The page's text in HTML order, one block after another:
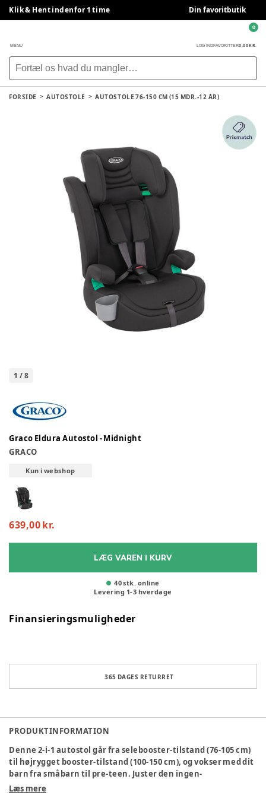
Klik & Hent indenfor 1 time Din favoritbutik
MENU LOG INDFAVORITTER0,00 KR.
0
FORSIDE AUTOSTOLE AUTOSTOLE 76-150 CM (15 MDR.-12 ÅR)
1 /8
Graco Eldura Autostol - Midnight
GRACO
Kun i webshop
639,00 kr.
LÆG VAREN I KURV
40 stk. online
Levering 1-3 hverdage
Finansieringsmuligheder
365 DAGES RETURRET
PRODUKTINFORMATION
Denne 2-i-1 autostol går fra selebooster-tilstand (76-105 cm)
til højrygget booster-tilstand (100-150 cm), og vokser med dit
barn fra småbarn til pre-teen. Juster den ingen-
genindtrædende sele og 10-positioners nakkestøtte med én
Læs mere